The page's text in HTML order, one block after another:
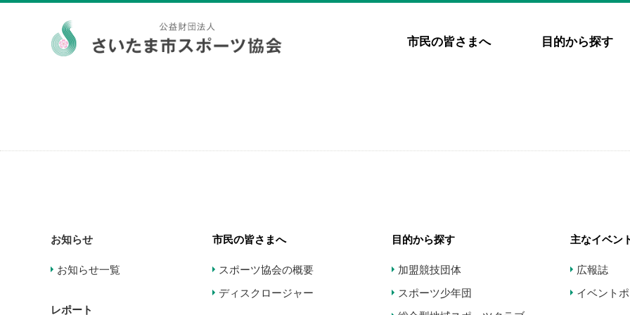
市民の皆さまへ 目的から探す
お知らせ
お知らせ一覧
レポート
市民の皆さまへ
スポーツ協会の概要
ディスクロージャー
目的から探す
加盟競技団体
スポーツ少年団
主なイベン
広報誌
イベント